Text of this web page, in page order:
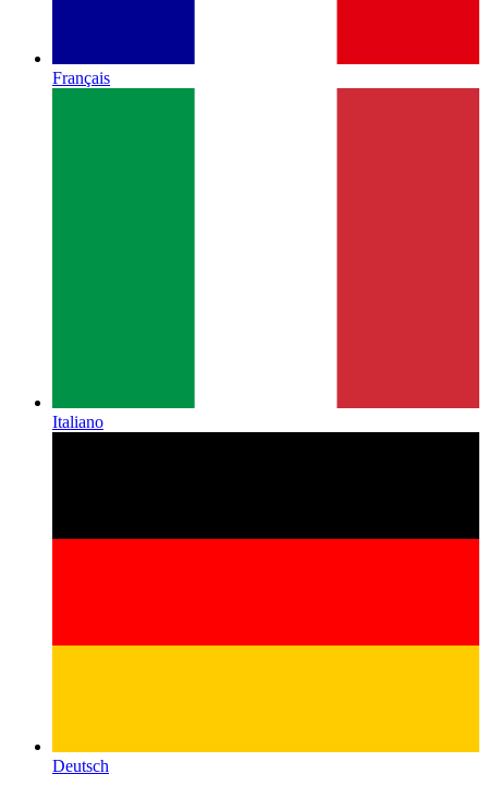
Français
Italiano
Deutsch